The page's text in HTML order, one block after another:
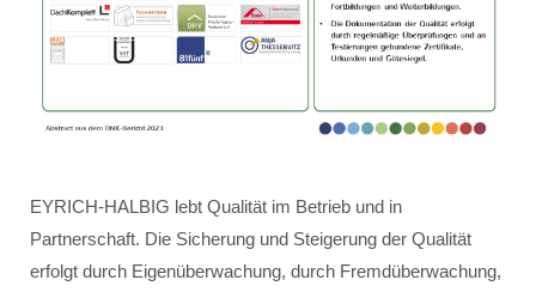
EYRICH-HALBIG lebt Qualität im Betrieb und in
Partnerschaft. Die Sicherung und Steigerung der Qualität
erfolgt durch Eigenüberwachung, durch Fremdüberwachung,